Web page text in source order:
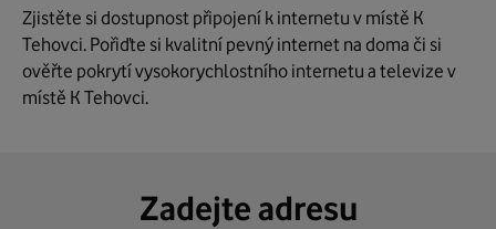
Zjistěte si dostupnost připojení k internetu v místě K
Tehovci. Pořiďte si kvalitní pevný internet na doma či si
ověřte pokrytí vysokorychlostního internetu a televize v
místě K Tehovci.
Zadejte adresu